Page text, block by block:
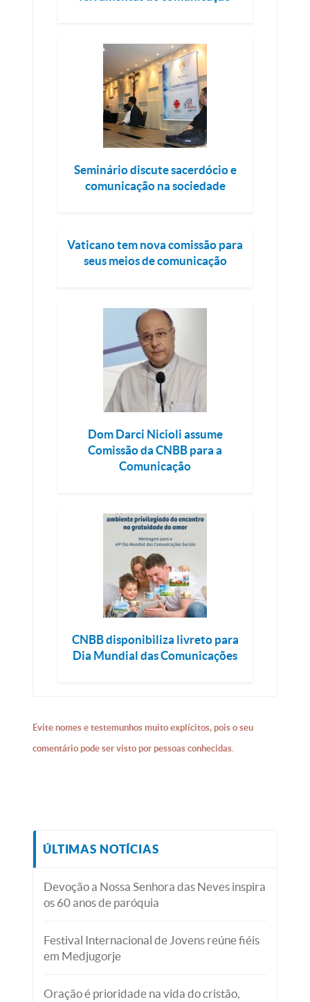
Seminário discute sacerdócio e
comunicação na sociedade
Vaticano tem nova comissão para
seus meios de comunicação
Dom Darci Nicioli assume
Comissão da CNBB para a
Comunicação
CNBB disponibiliza livreto para
Dia Mundial das Comunicações
Evite nomes e testemunhos muito explícitos, pois o seu
comentário pode ser visto por pessoas conhecidas.
ÚLTIMAS NOTÍCIAS
Devoção a Nossa Senhora das Neves inspira
os 60 anos de paróquia
Festival Internacional de Jovens reúne fiéis
em Medjugorje
Oração é prioridade na vida do cristão,